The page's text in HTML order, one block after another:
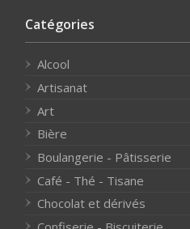
Catégories
Alcool
Artisanat
Art
Bière
Boulangerie - Pâtisserie
Café - Thé - Tisane
Chocolat et dérivés